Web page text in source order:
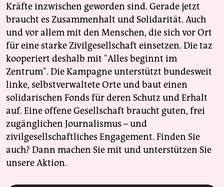
Kräfte inzwischen geworden sind. Gerade jetzt
braucht es Zusammenhalt und Solidarität. Auch
und vor allem mit den Menschen, die sich vor Ort
für eine starke Zivilgesellschaft einsetzen. Die taz
kooperiert deshalb mit "Alles beginnt im
Zentrum". Die Kampagne unterstützt bundesweit
linke, selbstverwaltete Orte und baut einen
solidarischen Fonds für deren Schutz und Erhalt
auf. Eine offene Gesellschaft braucht guten, frei
zugänglichen Journalismus – und
zivilgesellschaftliches Engagement. Finden Sie
auch? Dann machen Sie mit und unterstützen Sie
unsere Aktion.